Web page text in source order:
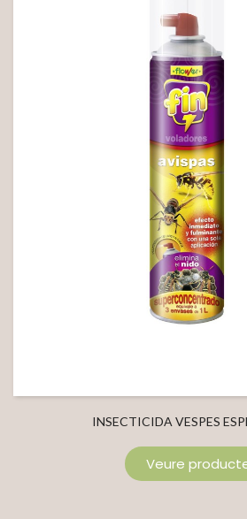
INSECTICIDA VESPES
Veure